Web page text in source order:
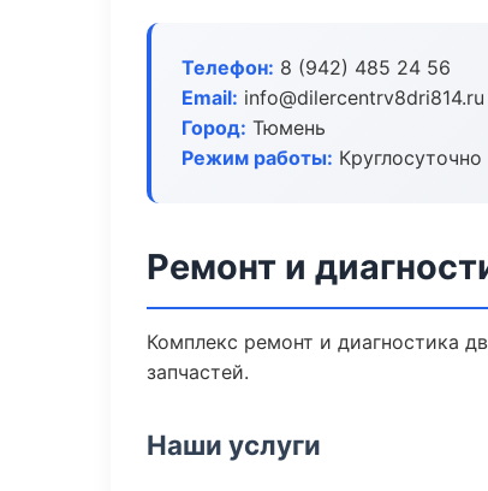
Телефон: 8 (942) 485 24 56
Email: info@dilercentrv8dri814.ru
Город: Тюмень
Режим работы: Круглосуточно
Ремонт и
Комплекс ремонт и диагностика
запчастей.
Наши услуги